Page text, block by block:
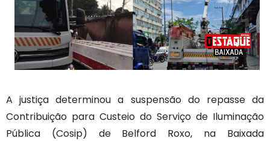
A justiça determinou a suspensão do repasse da
Contribuição para Custeio do Serviço de Iluminação
Pública (Cosip) de Belford Roxo, na Baixada